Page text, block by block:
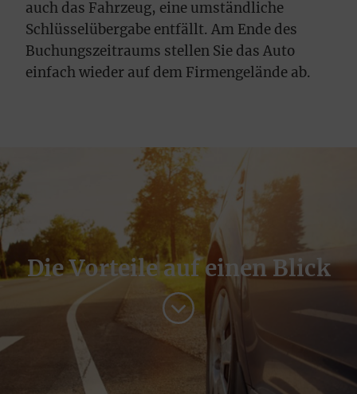
auch das Fahrzeug, eine umständliche
Schlüsselübergabe entfällt. Am Ende des
Buchungszeitraums stellen Sie das Auto
einfach wieder auf dem Firmengelände ab.
Die Vorteile auf einen Blick